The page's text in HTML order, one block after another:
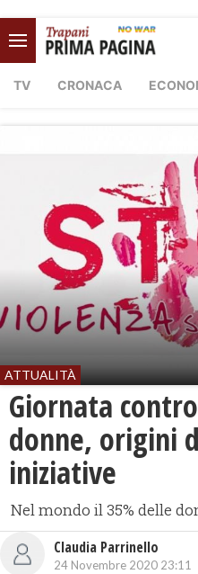
TV CRONACA
ATTUALITÀ
Giornata
donne, origini
iniziative
Nel mondo il 35% delle
Claudia Parrinello
24 Novembre 2020 23:11